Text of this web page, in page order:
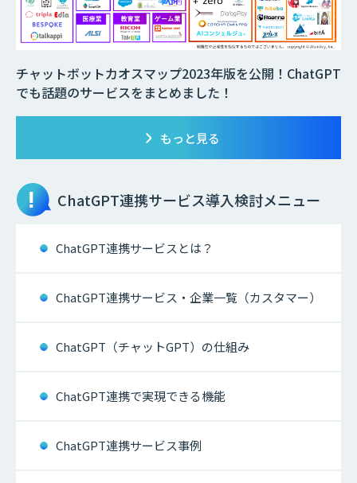
チャットボットカオスマップ2023年版を公開！ChatGPT
でも話題のサービスをまとめました！
もっと見る
ChatGPT連携サービス導入検討メニュー
ChatGPT連携サービスとは？
ChatGPT連携サービス・企業一覧（カスタマー）
ChatGPT（チャットGPT）の仕組み
ChatGPT連携で実現できる機能
ChatGPT連携サービス事例